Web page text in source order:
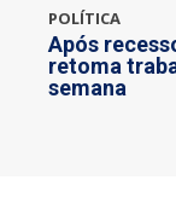
POLÍTICA
Após
retoma
semana